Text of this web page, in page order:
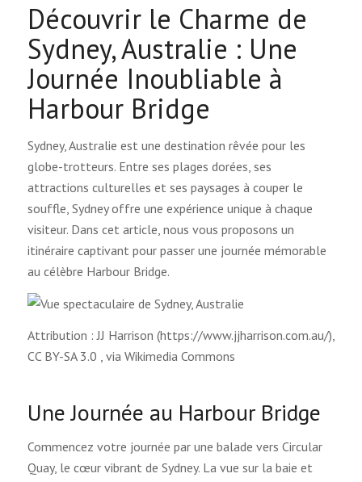
Découvrir le Charme de
Sydney, Australie : Une
Journée Inoubliable à
Harbour Bridge
Sydney, Australie est une destination rêvée pour les
globe-trotteurs. Entre ses plages dorées, ses
attractions culturelles et ses paysages à couper le
souffle, Sydney offre une expérience unique à chaque
visiteur. Dans cet article, nous vous proposons un
itinéraire captivant pour passer une journée mémorable
au célèbre Harbour Bridge.
Attribution : JJ Harrison (https://www.jjharrison.com.au/),
CC BY-SA 3.0 , via Wikimedia Commons
Une Journée au Harbour Bridge
Commencez votre journée par une balade vers Circular
Quay, le cœur vibrant de Sydney. La vue sur la baie et